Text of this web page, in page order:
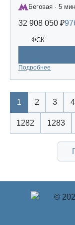
Беговая · 5
32 908 050 ₽
ФСК
Подробнее
1 2 3 4
1282 1283